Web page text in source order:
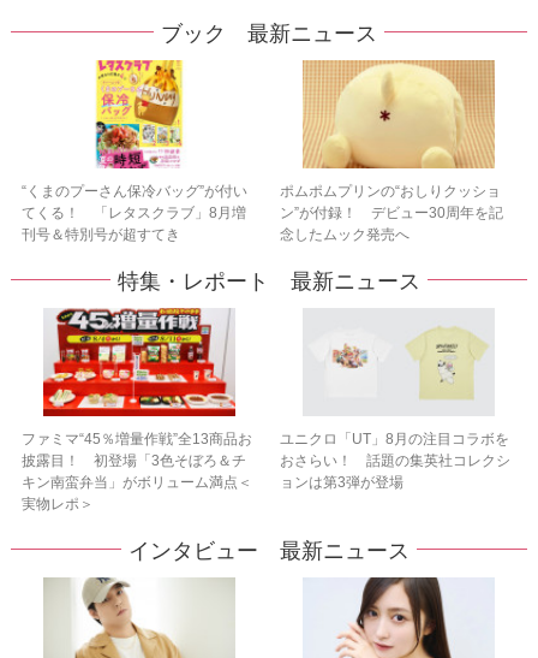
ブック 最新ニュース
“くまのプーさん保冷バッグ”が付い
てくる！ 「レタスクラブ」8月増
刊号＆特別号が超すてき
ポムポムプリンの“おしりクッショ
ン”が付録！ デビュー30周年を記
念したムック発売へ
特集・レポート 最新ニュース
ファミマ“45％増量作戦”全13商品お
披露目！ 初登場「3色そぼろ＆チ
キン南蛮弁当」がボリューム満点＜
実物レポ＞
ユニクロ「UT」8月の注目コラボを
おさらい！ 話題の集英社コレクシ
ョンは第3弾が登場
インタビュー 最新ニュース